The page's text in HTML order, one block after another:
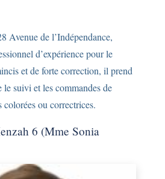
Avenue de l’Indépendance,
d’expérience pour le
et de forte correction, il prend
le suivi et les commandes de
ou correctrices.
6 (Mme Sonia